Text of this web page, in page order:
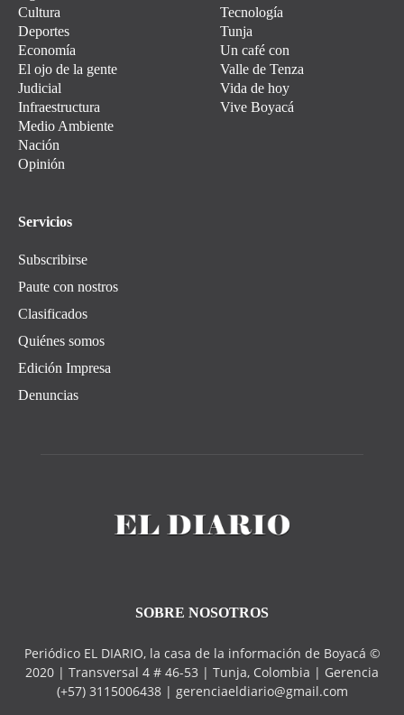
Cultura
Deportes
Economía
El ojo de la gente
Judicial
Infraestructura
Medio Ambiente
Nación
Opinión
Tecnología
Tunja
Un café con
Valle de Tenza
Vida de hoy
Vive Boyacá
Servicios
Subscribirse
Paute con nostros
Clasificados
Quiénes somos
Edición Impresa
Denuncias
SOBRE NOSOTROS
Periódico EL DIARIO, la casa de la información de Boyacá ©
2020 | Transversal 4 # 46-53 | Tunja, Colombia | Gerencia
(+57) 3115006438 | gerenciaeldiario@gmail.com